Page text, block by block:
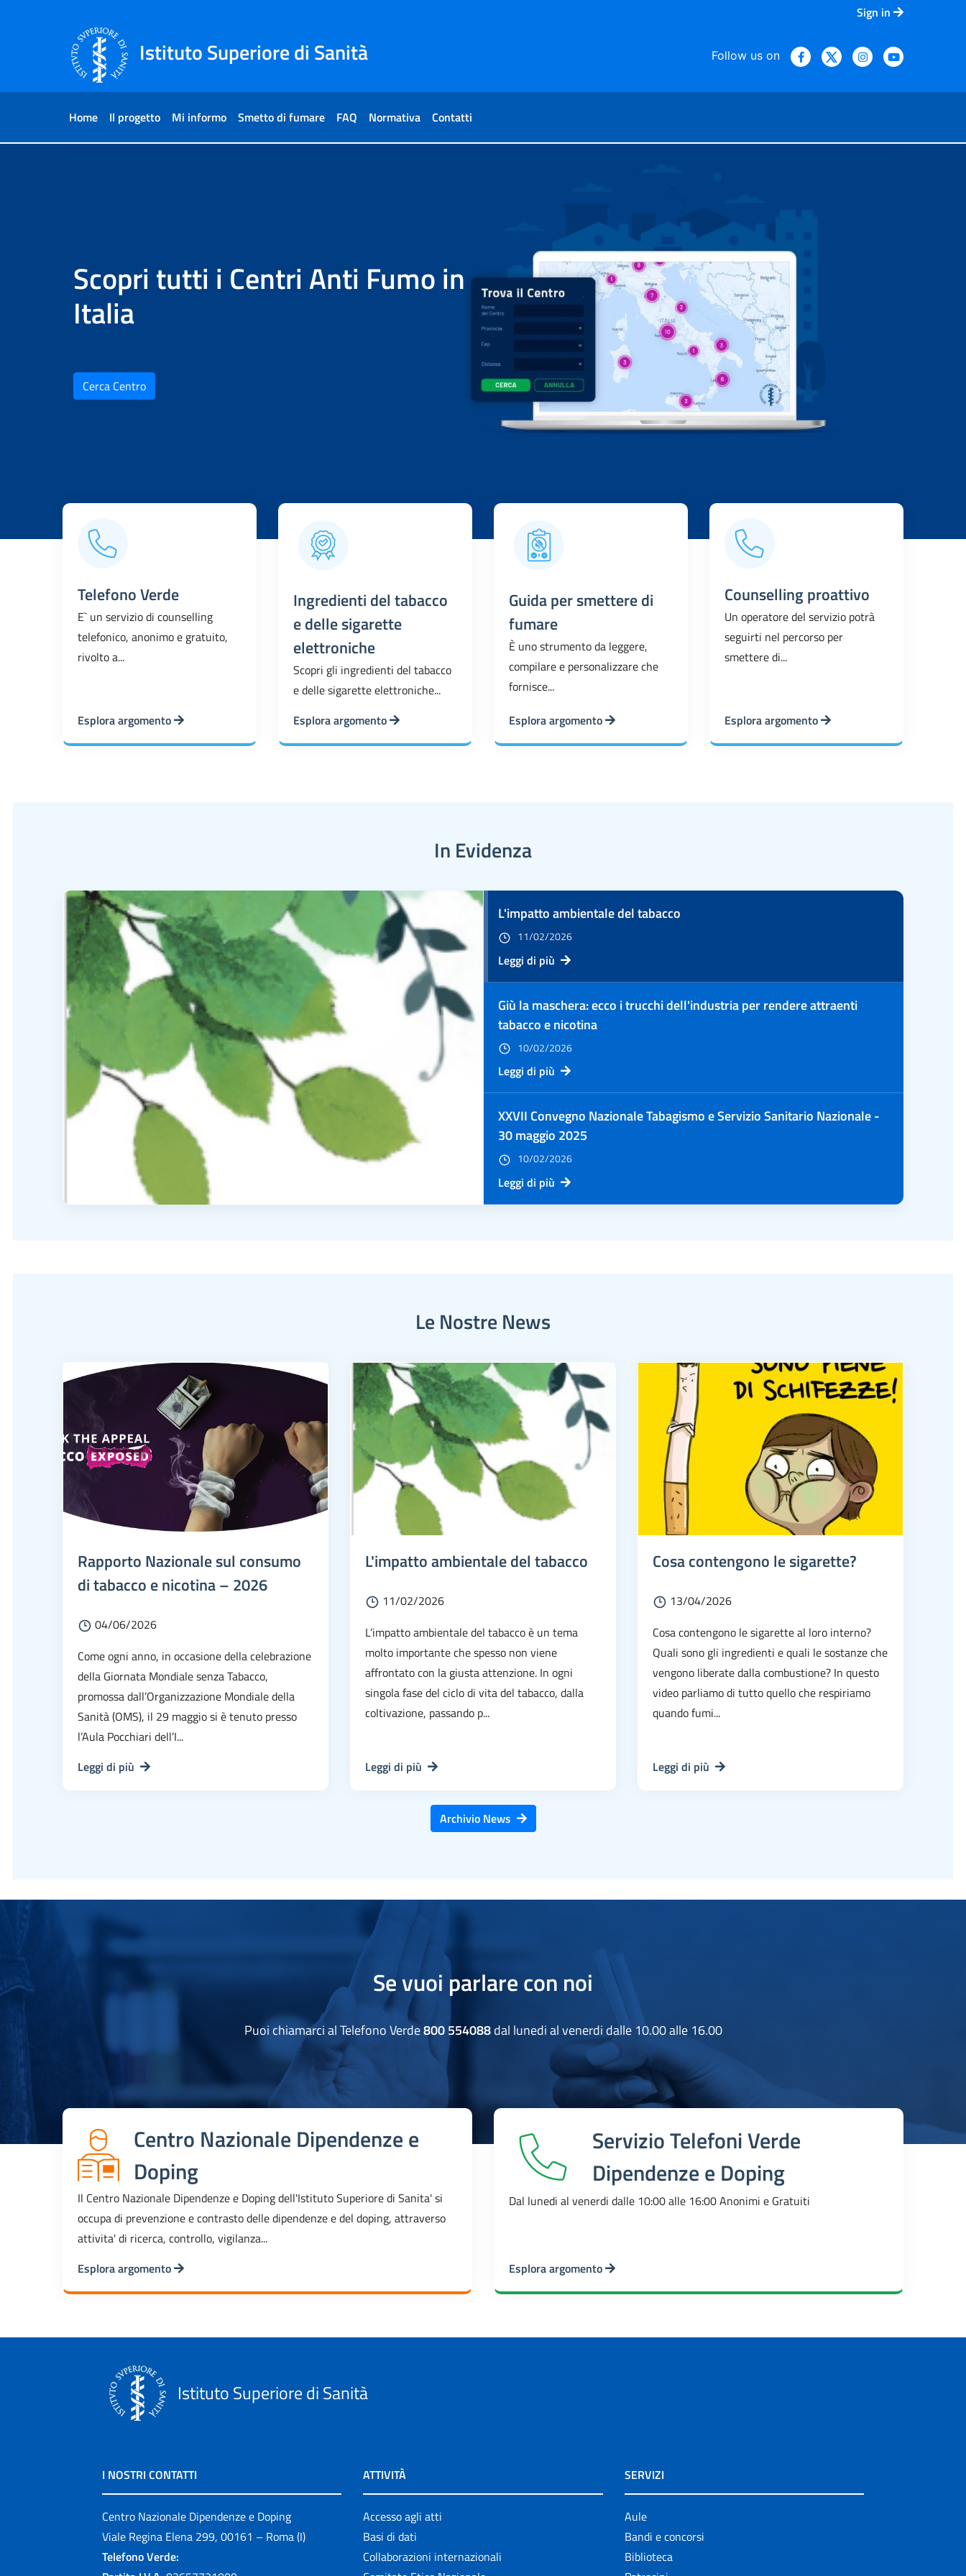
Sign in
Istituto Superiore di Sanità Follow us on
Home Il progetto Mi informo Smetto di fumare FAQ Normativa Contatti
Home
Scopri tutti i Centri Anti Fumo in
Italia
Cerca Centro
Telefono Verde
E` un servizio di counselling
telefonico, anonimo e gratuito,
rivolto a...
Esplora argomento
Ingredienti del tabacco
e delle sigarette
elettroniche
Scopri gli ingredienti del tabacco
e delle sigarette elettroniche...
Esplora argomento
Guida per smettere di
fumare
È uno strumento da leggere,
compilare e personalizzare che
fornisce...
Esplora argomento
Counselling proattivo
Un operatore del servizio potrà
seguirti nel percorso per
smettere di...
Esplora argomento
In Evidenza
L'impatto ambientale del tabacco
11/02/2026
Leggi di più
Giù la maschera: ecco i trucchi dell'industria per rendere attraenti
tabacco e nicotina
10/02/2026
Leggi di più
XXVII Convegno Nazionale Tabagismo e Servizio Sanitario Nazionale -
30 maggio 2025
10/02/2026
Leggi di più
Le Nostre News
Rapporto Nazionale sul consumo
di tabacco e nicotina – 2026
04/06/2026
Come ogni anno, in occasione della celebrazione
della Giornata Mondiale senza Tabacco,
promossa dall’Organizzazione Mondiale della
Sanità (OMS), il 29 maggio si è tenuto presso
l’Aula Pocchiari dell’I...
Leggi di più
L'impatto ambientale del tabacco
11/02/2026
L’impatto ambientale del tabacco è un tema
molto importante che spesso non viene
affrontato con la giusta attenzione. In ogni
singola fase del ciclo di vita del tabacco, dalla
coltivazione, passando p...
Leggi di più
Cosa contengono le sigarette?
13/04/2026
Cosa contengono le sigarette al loro interno?
Quali sono gli ingredienti e quali le sostanze che
vengono liberate dalla combustione? In questo
video parliamo di tutto quello che respiriamo
quando fumi...
Leggi di più
Archivio News
Se vuoi parlare con noi
Puoi chiamarci al Telefono Verde800 554088dal lunedi al venerdi dalle 10.00 alle 16.00
Centro Nazionale Dipendenze e
Doping
Il Centro Nazionale Dipendenze e Doping dell'Istituto Superiore di Sanita' si
occupa di prevenzione e contrasto delle dipendenze e del doping, attraverso
attivita' di ricerca, controllo, vigilanza...
Esplora argomento
Servizio Telefoni Verde
Dipendenze e Doping
Dal lunedi al venerdi dalle 10:00 alle 16:00 Anonimi e Gratuiti
Esplora argomento
Istituto Superiore di Sanità
I NOSTRI CONTATTI
Centro Nazionale Dipendenze e Doping
Viale Regina Elena 299, 00161 – Roma (I)
Telefono Verde:
ATTIVITÀ
Accesso agli atti
Basi di dati
Collaborazioni internazionali
SERVIZI
Aule
Bandi e concorsi
Biblioteca